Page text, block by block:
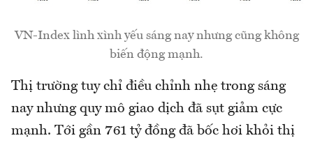
VN-Index lình xình yếu sáng nay nhưng cũng không
biến động mạnh.
Thị trường tuy chỉ điều chỉnh nhẹ trong sáng
nay nhưng quy mô giao dịch đã sụt giảm cực
mạnh. Tới gần 761 tỷ đồng đã bốc hơi khỏi thị